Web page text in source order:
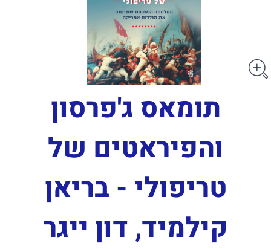
תומאס ג'פרסון
והפיראטים של
טריפולי - בריאן
קילמיד, דון ייגר